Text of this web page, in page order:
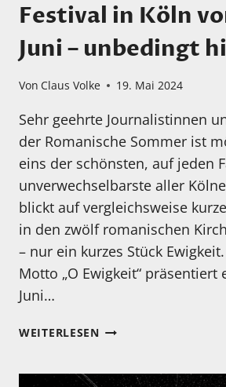
Festival in Köln
Juni – unbedingt
Von Claus Volke 19. Mai 2024
Sehr geehrte Journalistinnen
der Romanische Sommer ist
eins der schönsten, auf jeden
unverwechselbarste aller
blickt auf vergleichsweise
in den zwölf romanischen
– nur ein kurzes Stück
Motto „O Ewigkeit“ präsentiert
Juni…
WEITERLESENROMANTISCHER
IN